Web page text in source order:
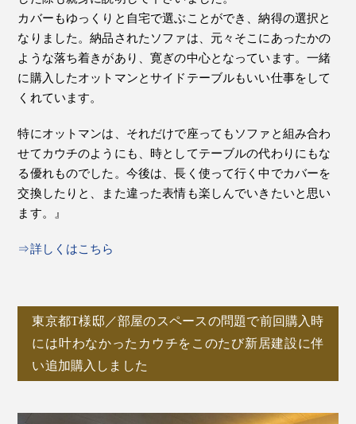
カバーもゆっくりと自宅で選ぶことができ、納得の選択と
なりました。納品されたソファは、元々そこにあったかの
ような落ち着きがあり、寛ぎの中心となっています。一緒
に購入したオットマンとサイドテーブルもいい仕事をして
くれています。
特にオットマンは、それだけで座ってもソファと組み合わ
せてカウチのようにも、時としてテーブルの代わりにもな
る優れものでした。今後は、長く使って行く中でカバーを
交換したりと、また違った表情も楽しんでいきたいと思い
ます。』
⇒詳しくはこちら
東京都T様邸／部屋のスペースの問題で前回購入時
には叶わなかったカウチをこのたび新居建設に伴
い追加購入しました